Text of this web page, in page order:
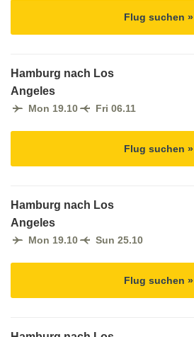
Flug suchen »
Hamburg nach Los
Angeles
Mon 19.10 Fri 06.11
Flug suchen »
Hamburg nach Los
Angeles
Mon 19.10 Sun 25.10
Flug suchen »